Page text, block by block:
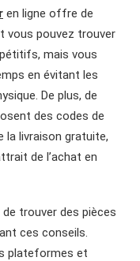
en ligne offre de
vous pouvez trouver
mais vous
en évitant les
De plus, de
des codes de
la livraison gratuite,
de l’achat en
trouver des pièces
ces conseils.
plateformes et